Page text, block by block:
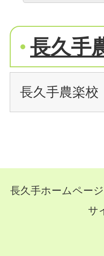
長久手
長久手農楽校
長久手ホームペー
サ